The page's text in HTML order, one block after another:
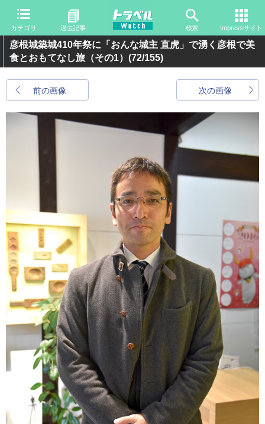
カテゴリ 過去記事 検索 Impressサイト
彦根城築城410年祭に「おんな城主 直虎」で湧く彦根で美
食とおもてなし旅（その1） (72/155)
前の画像 次の画像